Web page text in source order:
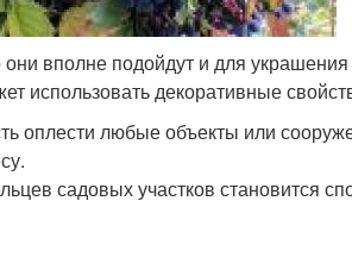
вполне подойдут и для
использовать декоративные
оплести любые объекты или
садовых участков становится